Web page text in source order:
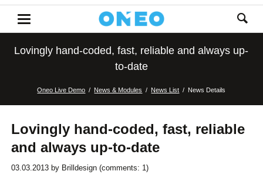
Lovingly hand-coded, fast, reliable and always up-
to-date
Oneo Live Demo News & Modules News List News Details
Lovingly hand-coded, fast, reliable
and always up-to-date
03.03.2013by Brilldesign (comments: 1)